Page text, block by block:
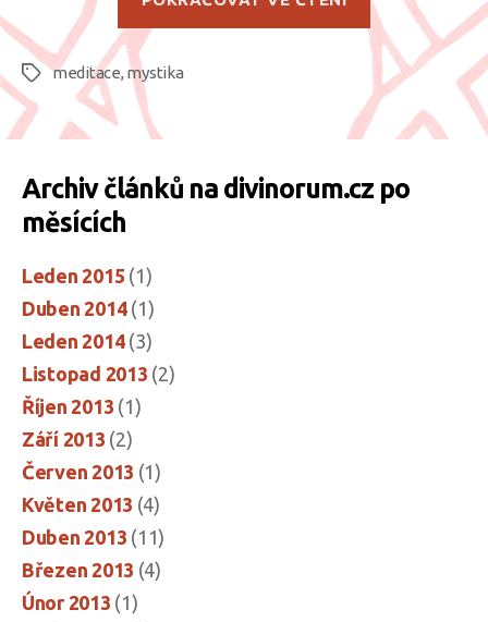
meditace
(zn.:
pro
chudé)“
Štítkymeditace, mystika
Archiv článků na divinorum.cz po
měsících
Leden 2015 (1)
Duben 2014(1)
Leden 2014(3)
Listopad 2013 (2)
Říjen 2013 (1)
Září 2013 (2)
Červen 2013 (1)
Květen 2013 (4)
Duben 2013 (11)
Březen 2013 (4)
Únor 2013 (1)